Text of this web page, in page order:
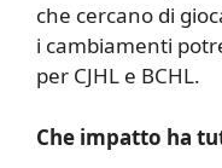
che cercano di
i cambiamenti
per CJHL e BCHL.
Che impatto ha